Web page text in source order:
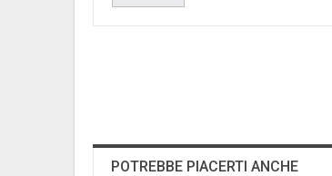
POTREBBE PIACERTI ANCHE